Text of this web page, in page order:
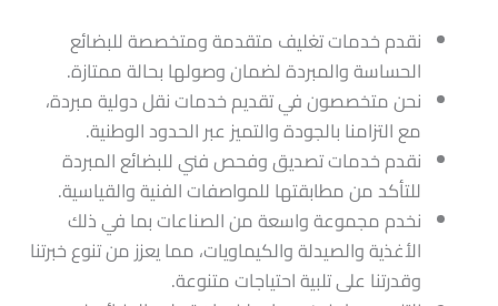
نقدم خدمات تغليف متقدمة ومتخصصة للبضائع
الحساسة والمبردة لضمان وصولها بحالة ممتازة.
نحن متخصصون في تقديم خدمات نقل دولية مبردة،
مع التزامنا بالجودة والتميز عبر الحدود الوطنية.
نقدم خدمات تصديق وفحص فني للبضائع المبردة
للتأكد من مطابقتها للمواصفات الفنية والقياسية.
نخدم مجموعة واسعة من الصناعات بما في ذلك
الأغذية والصيدلة والكيماويات، مما يعزز من تنوع خبرتنا
وقدرتنا على تلبية احتياجات متنوعة.